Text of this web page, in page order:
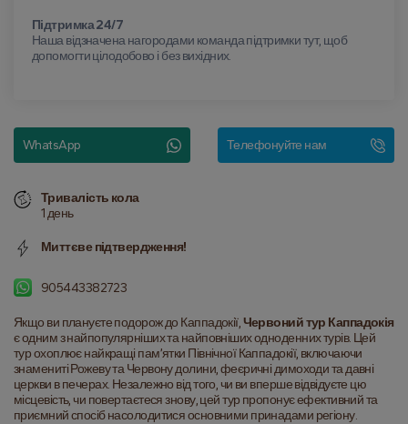
Якщо ви плануєте подорож до Каппадокії, Червоний тур Каппадокія
є одним з найпопулярніших та найповніших одноденних турів. Цей
тур охоплює найкращі пам’ятки Північної Каппадокії, включаючи
знамениті Рожеву та Червону долини, феєричні димоходи та давні
церкви в печерах. Незалежно від того, чи ви вперше відвідуєте цю
місцевість, чи повертаєтеся знову, цей тур пропонує ефективний та
приємний спосіб насолодитися основними принадами регіону.
Підтримка 24/7
Наша відзначена нагородами команда підтримки тут, щоб
допомогти цілодобово і без вихідних.
WhatsApp Телефонуйте нам
Тривалість кола
1 день
Миттєве підтвердження!
905443382723